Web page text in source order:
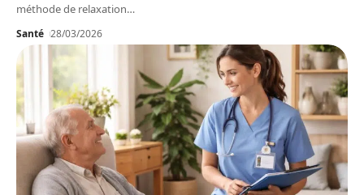
méthode de relaxation…
Santé 28/03/2026